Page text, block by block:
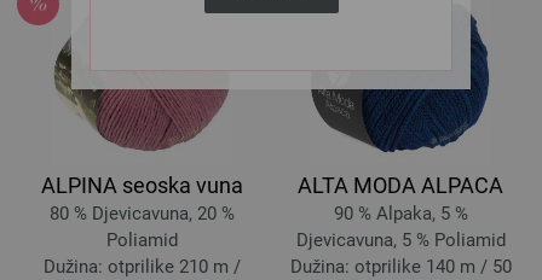
ALPINA seoska vuna
80 % Djevicavuna, 20 %
Poliamid
Dužina: otprilike 210 m /
ALTA MODA ALPACA
90 % Alpaka, 5 %
Djevicavuna, 5 % Poliamid
Dužina: otprilike 140 m / 50